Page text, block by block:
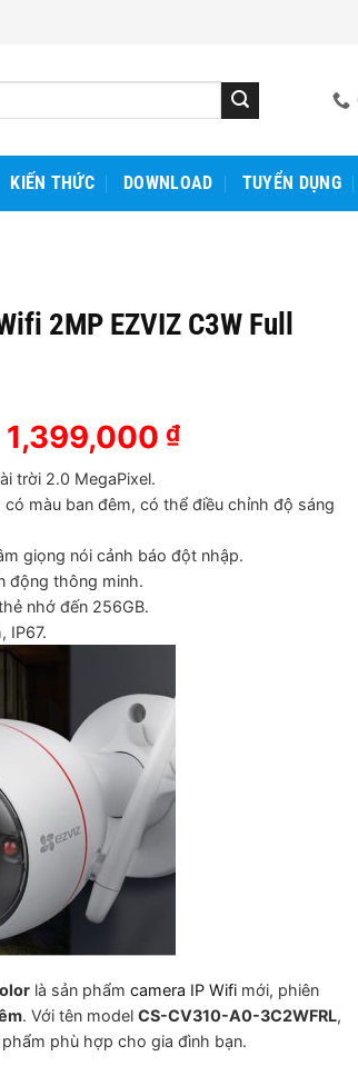
KIẾN THỨC DOWNLOAD TUYỂN DỤNG
2MP EZVIZ C3W Full
Giá
gốc
là:
1,899,000 ₫.
1,399,000₫Giá
là:
1,399,000 ₫.
trời 2.0 MegaPixel.
có màu ban đêm, có thể điều chỉnh độ sáng
giọng nói cảnh báo đột nhập.
động thông minh.
nhớ đến 256GB.
IP67.
là sản phẩm camera IP Wifi mới, phiên
. Với tên model CS-CV310-A0-3C2WFRL,
phù hợp cho gia đình bạn.